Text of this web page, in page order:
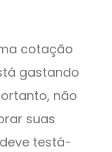
cotação
gastando
não
suas
testá-